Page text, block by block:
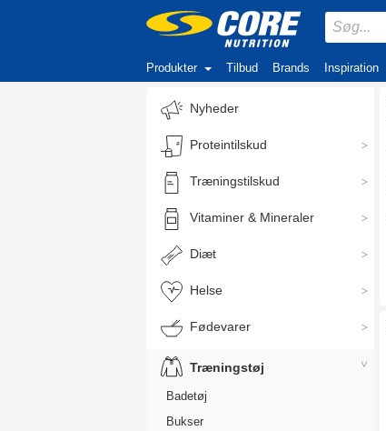
Produkter Tilbud Brands Inspiration
Nyheder
Proteintilskud
Træningstilskud
Vitaminer & Mineraler
Diæt
Helse
Fødevarer
Træningstøj
Badetøj
Bukser